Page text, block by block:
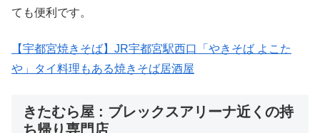
ても便利です。
【宇都宮焼きそば】JR宇都宮駅西口「やきそば よこた
や」タイ料理もある焼きそば居酒屋
きたむら屋 : ブレックスアリーナ近くの持
ち帰り専門店